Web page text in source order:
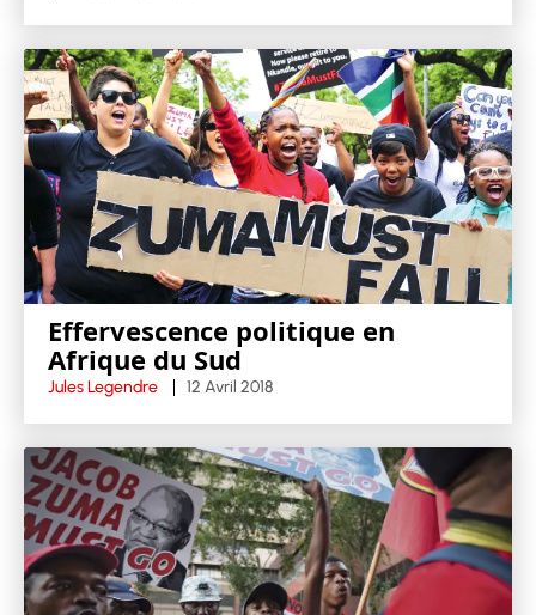
Effervescence politique en
Afrique du Sud
Jules Legendre 12 Avril 2018